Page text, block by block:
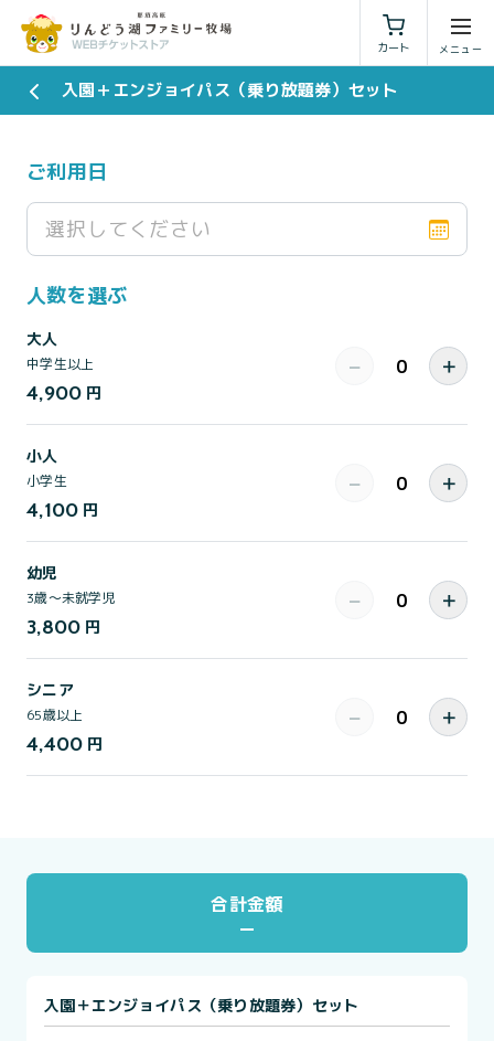
カート
利用規約 特定商取引法に基づく表示
入園＋エンジョイパス（乗り放題券）セット
ご利用日
選択してください
人数を選ぶ
大人
中学生以上
4,900 円
− ＋
小人
小学生
4,100 円
− ＋
幼児
3歳～未就学児
3,800 円
− ＋
シニア
65歳以上
4,400 円
− ＋
合計金額
入園＋エンジョイパス（乗り放題券）セット